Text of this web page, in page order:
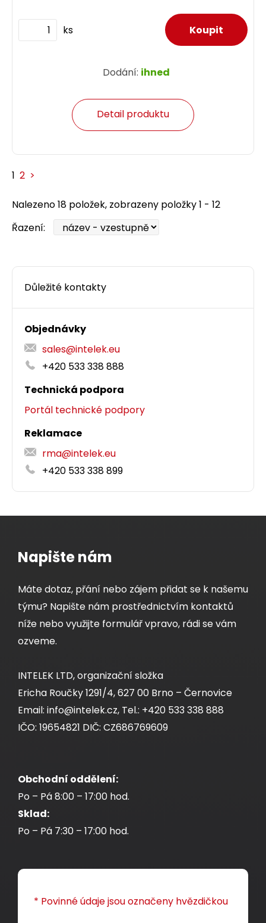
Důležité kontakty
Objednávky
sales@intelek.eu
+420 533 338 888
Technická podpora
Portál technické podpory
Reklamace
rma@intelek.eu
+420 533 338 899
ks
Dodání: ihned
Detail produktu
1 2 >
Nalezeno 18 položek, zobrazeny položky 1 - 12
Řazení:
Napište nám
Máte dotaz, přání nebo zájem přidat se k našemu
týmu? Napište nám prostřednictvím kontaktů
níže nebo využijte formulář vpravo, rádi se vám
ozveme.
INTELEK LTD, organizační složka
Ericha Roučky 1291/4, 627 00 Brno – Černovice
Email: info@intelek.cz, Tel.: +420 533 338 888
IČO: 19654821 DIČ: CZ686769609
Obchodní oddělení:
Po – Pá 8:00 – 17:00 hod.
Sklad:
Po – Pá 7:30 – 17:00 hod.
* Povinné údaje jsou označeny hvězdičkou